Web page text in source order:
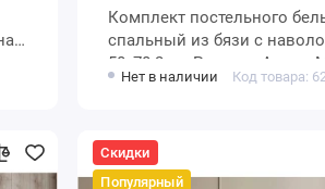
Комплект постельного белья
спальный из бязи с наволочками
50х70 2 шт Рисунок Amore
Нет в наличии Код товара:
Скидки
Популярный